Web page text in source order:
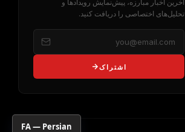
آخرین اخبار مبارزه، پیش‌نمایش رویدادها و
تحلیل‌های اختصاصی را دریافت کنید.
اشتراک
FA — Persian